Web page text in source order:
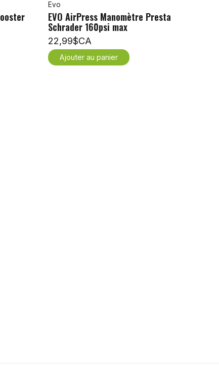
Evo
EVO AirPress Manomètre Presta
Schrader 160psi max
22,99$CA
Ajouter au panier